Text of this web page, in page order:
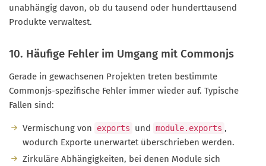
unabhängig davon, ob du tausend oder hunderttausend
Produkte verwaltest.
10. Häufige Fehler im Umgang mit Commonjs
Gerade in gewachsenen Projekten treten bestimmte
Commonjs-spezifische Fehler immer wieder auf. Typische
Fallen sind:
Vermischung von exports und module.exports ,
wodurch Exporte unerwartet überschrieben werden.
Zirkuläre Abhängigkeiten, bei denen Module sich